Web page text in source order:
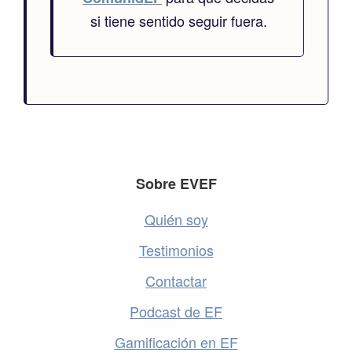
si tiene sentido seguir fuera.
Sobre EVEF
Quién soy
Testimonios
Contactar
Podcast de EF
Gamificación en EF